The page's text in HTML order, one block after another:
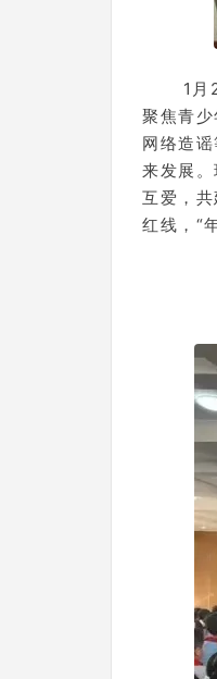
1月
聚焦青
网络造
来发展
互爱，
红线，“